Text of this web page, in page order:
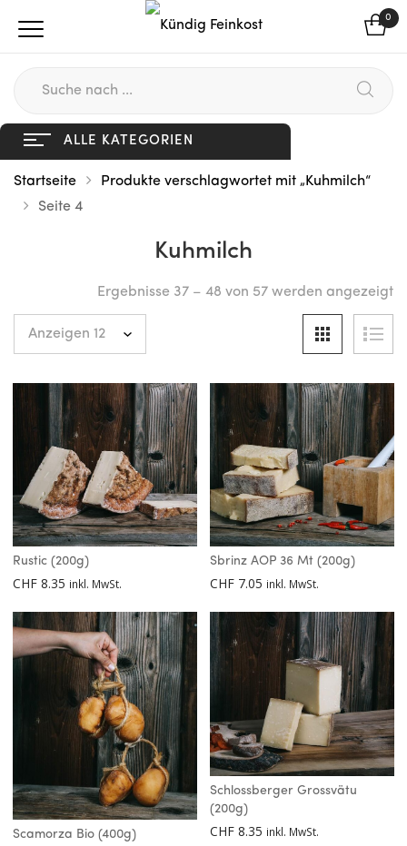
0
ALLE KATEGORIEN
Startseite
Produkte verschlagwortet mit „Kuhmilch“
Seite 4
Kuhmilch
Ergebnisse 37 – 48 von 57 werden angezeigt
Rustic (200g)
CHF 8.35 inkl. MwSt.
Sbrinz AOP 36 Mt (200g)
CHF 7.05 inkl. MwSt.
Scamorza Bio (400g)
Schlossberger Grossvätu
(200g)
CHF 8.35 inkl. MwSt.